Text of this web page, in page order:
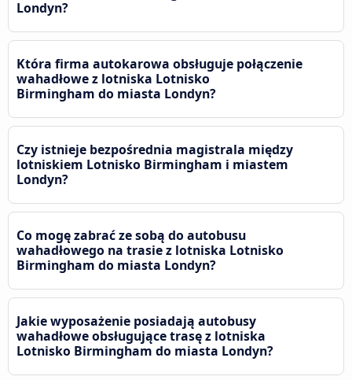
Londyn?
Która firma autokarowa obsługuje połączenie
wahadłowe z lotniska Lotnisko
Birmingham do miasta Londyn?
Czy istnieje bezpośrednia magistrala między
lotniskiem Lotnisko Birmingham i miastem
Londyn?
Co mogę zabrać ze sobą do autobusu
wahadłowego na trasie z lotniska Lotnisko
Birmingham do miasta Londyn?
Jakie wyposażenie posiadają autobusy
wahadłowe obsługujące trasę z lotniska
Lotnisko Birmingham do miasta Londyn?